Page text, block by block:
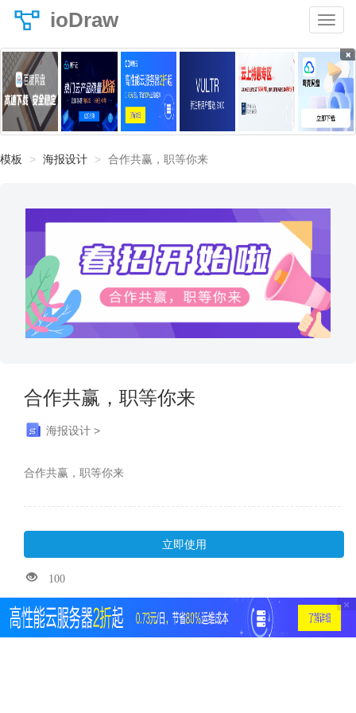
ioDraw
×
模板 海报设计 合作共赢，职等你来
合作共赢，职等你来
海报设计 >
合作共赢，职等你来
立即使用
100
×